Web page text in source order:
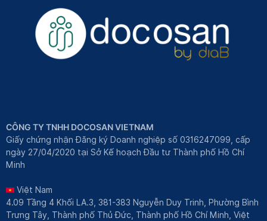
CÔNG TY TNHH DOCOSAN VIETNAM
Giấy chứng nhận Đăng ký Doanh nghiệp số 0316247099, cấp
ngày 27/04/2020 tại Sở Kế hoạch Đầu tư Thành phố Hồ Chí
Minh
Việt Nam
4.09 Tầng 4 Khối LA.3, 381-383 Nguyễn Duy Trinh, Phường Bình
Trưng Tây, Thành phố Thủ Đức, Thành phố Hồ Chí Minh, Việt